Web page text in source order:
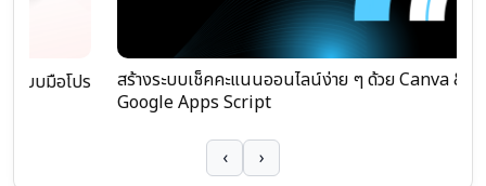
สร้างระบบเช็คคะแนนออนไลน์ง่าย ๆ ด้วย Canva &
Google Apps Script
‹ ›